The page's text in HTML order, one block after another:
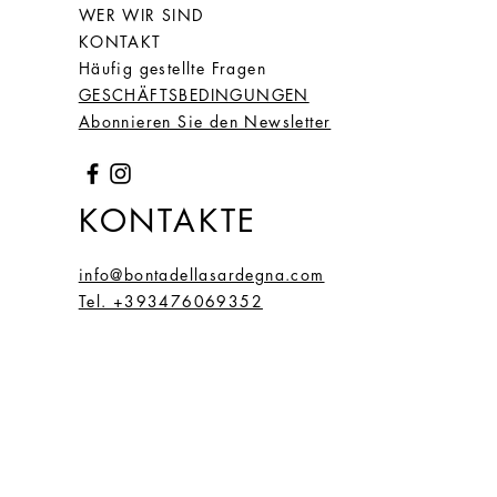
WER WIR SIND
KONTAKT
Häufig gestellte Fragen
GESCHÄFTSBEDINGUNGEN
Abonnieren Sie den Newsletter
KONTAKTE
info@bontadellasardegna.com
Tel. +393476069352